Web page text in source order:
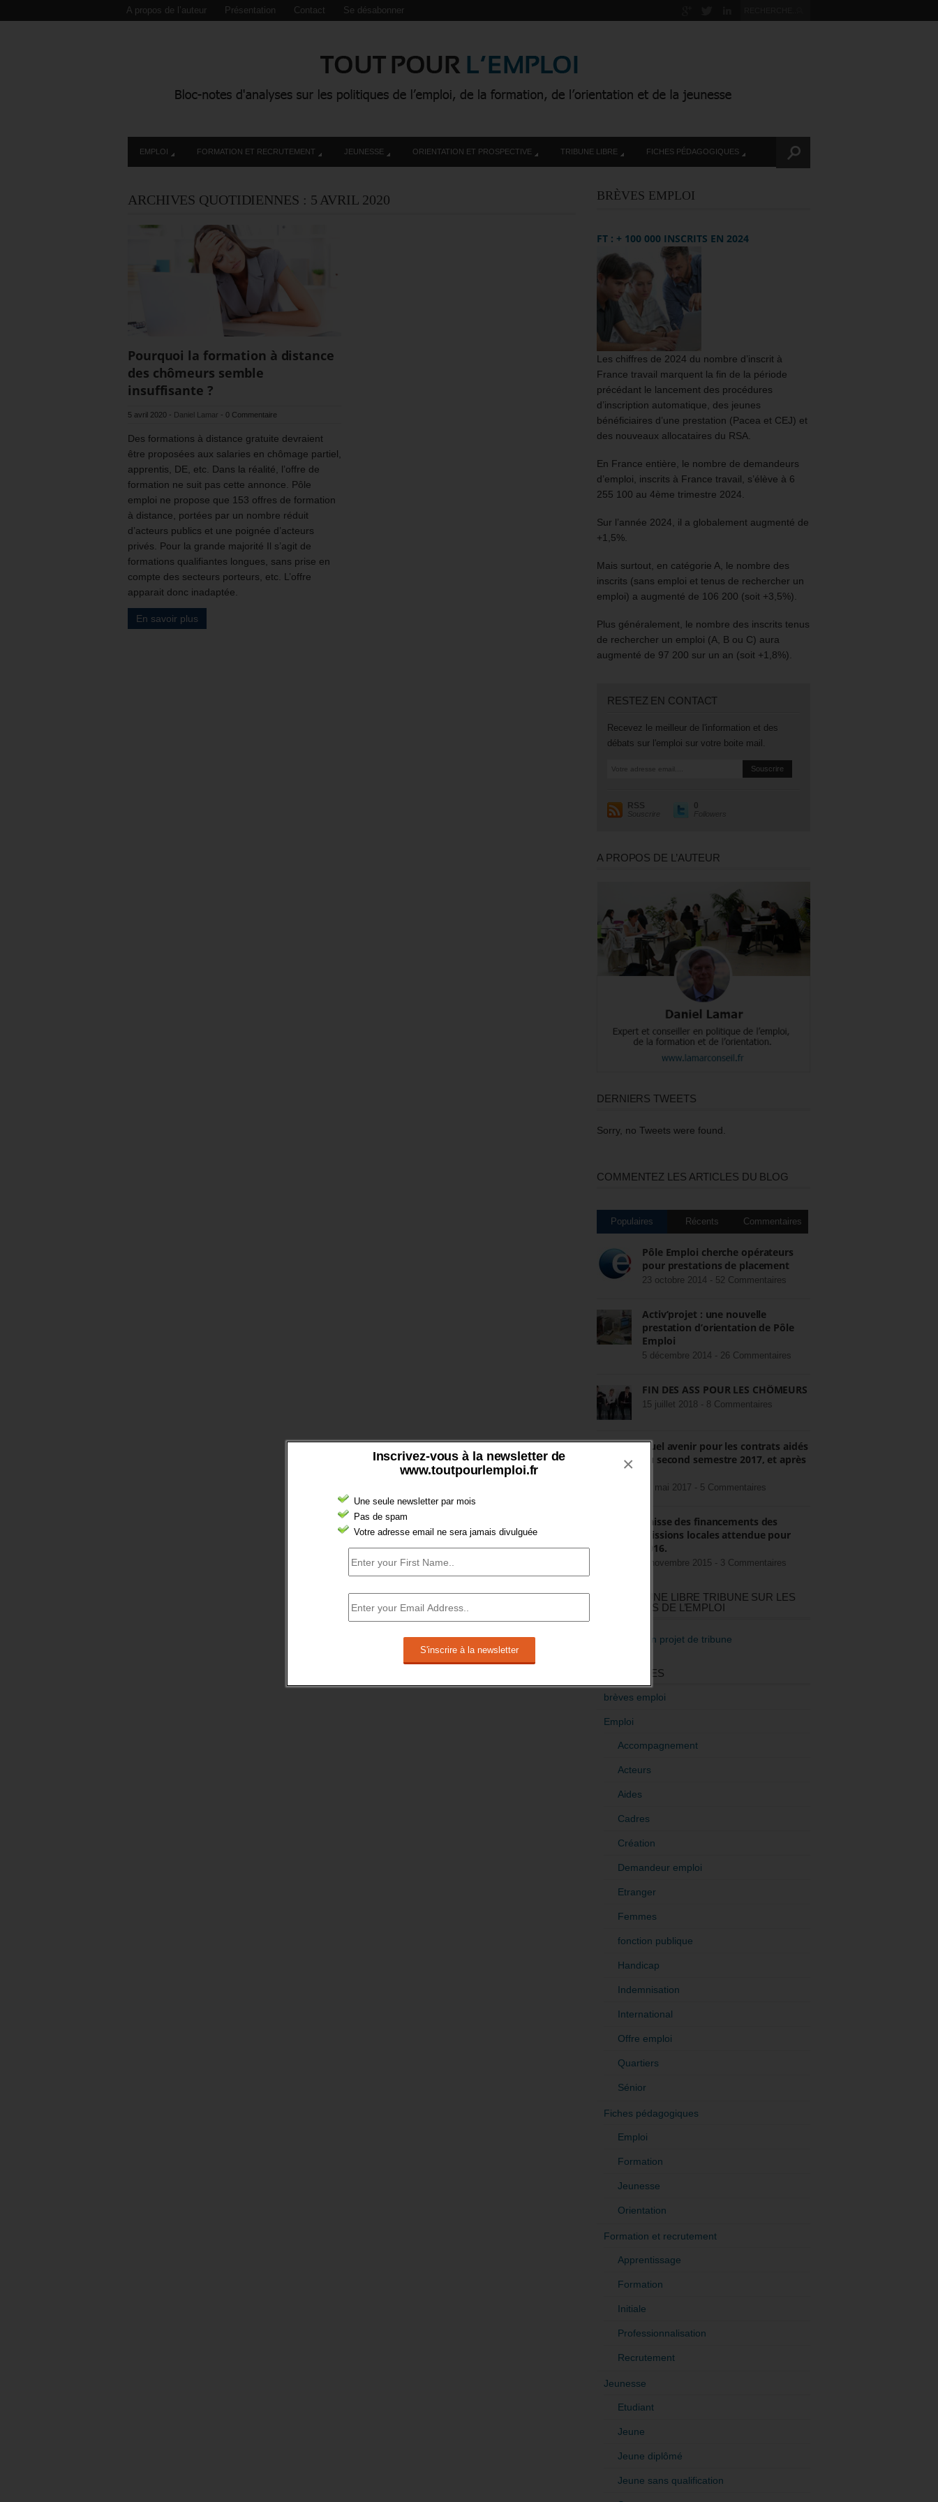
Inscrivez-vous à la newsletter de
www.toutpourlemploi.fr
Une seule newsletter par mois
Pas de spam
Votre adresse email ne sera jamais divulguée
×
A propos de l’auteur Présentation Contact Se désabonner
EMPLOI FORMATION ET RECRUTEMENT JEUNESSE ORIENTATION ET PROSPECTIVE TRIBUNE LIBRE FICHES PÉDAGOGIQUES
ARCHIVES QUOTIDIENNES : 5 AVRIL 2020
Pourquoi la formation à distance
des chômeurs semble
insuffisante ?
5 avril 2020 - Daniel Lamar - 0 Commentaire
Des formations à distance gratuite devraient
être proposées aux salaries en chômage partiel,
apprentis, DE, etc. Dans la réalité, l’offre de
formation ne suit pas cette annonce. Pôle
emploi ne propose que 153 offres de formation
à distance, portées par un nombre réduit
d’acteurs publics et une poignée d’acteurs
privés. Pour la grande majorité Il s’agit de
formations qualifiantes longues, sans prise en
compte des secteurs porteurs, etc. L’offre
apparait donc inadaptée.
En savoir plus
BRÈVES EMPLOI
FT : + 100 000 INSCRITS EN 2024
Les chiffres de 2024 du nombre d’inscrit à
France travail marquent la fin de la période
précédant le lancement des procédures
d’inscription automatique, des jeunes
bénéficiaires d’une prestation (Pacea et CEJ) et
des nouveaux allocataires du RSA.
En France entière, le nombre de demandeurs
d’emploi, inscrits à France travail, s’élève à 6
255 100 au 4ème trimestre 2024.
Sur l’année 2024, il a globalement augmenté de
+1,5%.
Mais surtout, en catégorie A, le nombre des
inscrits (sans emploi et tenus de rechercher un
emploi) a augmenté de 106 200 (soit +3,5%).
Plus généralement, le nombre des inscrits tenus
de rechercher un emploi (A, B ou C) aura
augmenté de 97 200 sur un an (soit +1,8%).
RESTEZ EN CONTACT
Recevez le meilleur de l'information et des
débats sur l'emploi sur votre boite mail.
RSS
Souscrire
0
Followers
A PROPOS DE L’AUTEUR
DERNIERS TWEETS
Sorry, no Tweets were found.
COMMENTEZ LES ARTICLES DU BLOG
Populaires Récents Commentaires
Pôle Emploi cherche opérateurs
pour prestations de placement
23 octobre 2014 - 52 Commentaires
Activ’projet : une nouvelle
prestation d’orientation de Pôle
Emploi
5 décembre 2014 - 26 Commentaires
FIN DES ASS POUR LES CHÔMEURS
15 juillet 2018 - 8 Commentaires
Quel avenir pour les contrats aidés
au second semestre 2017, et après
22 mai 2017 - 5 Commentaires
Baisse des financements des
missions locales attendue pour
2016.
3 novembre 2015 - 3 Commentaires
RÉDIGEZ UNE LIBRE TRIBUNE SUR LES
POLITIQUES DE L’EMPLOI
>Décrire mon projet de tribune
CATÉGORIES
brèves emploi
Emploi
Accompagnement
Acteurs
Aides
Cadres
Création
Demandeur emploi
Etranger
Femmes
fonction publique
Handicap
Indemnisation
International
Offre emploi
Quartiers
Sénior
Fiches pédagogiques
Emploi
Formation
Jeunesse
Orientation
Formation et recrutement
Apprentissage
Formation
Initiale
Professionnalisation
Recrutement
Jeunesse
Etudiant
Jeune
Jeune diplômé
Jeune sans qualification